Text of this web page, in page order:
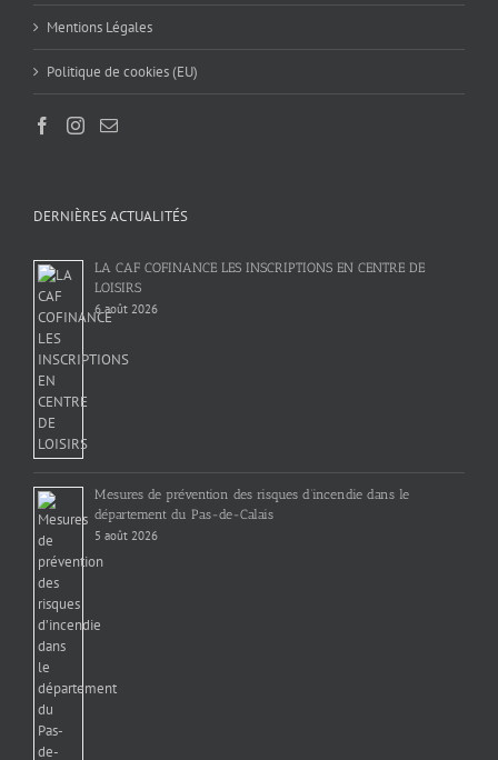
Mentions Légales
Politique de cookies (EU)
DERNIÈRES ACTUALITÉS
LA CAF COFINANCE LES INSCRIPTIONS EN CENTRE DE
LOISIRS
6 août 2026
Mesures de prévention des risques d’incendie dans le
département du Pas-de-Calais
5 août 2026